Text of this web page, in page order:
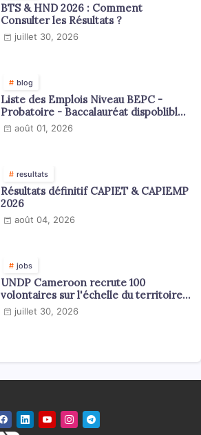
BTS & HND 2026 : Comment
Consulter les Résultats ?
juillet 30, 2026
blog
Liste des Emplois Niveau BEPC -
Probatoire - Baccalauréat dispoblible
en 2026
août 01, 2026
resultats
Résultats définitif CAPIET & CAPIEMP
2026
août 04, 2026
jobs
UNDP Cameroon recrute 100
volontaires sur l'échelle du territoire
national
juillet 30, 2026